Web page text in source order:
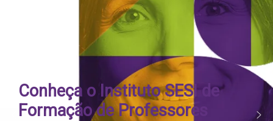
Conheça o Instituto SESI de
Formação de Professores